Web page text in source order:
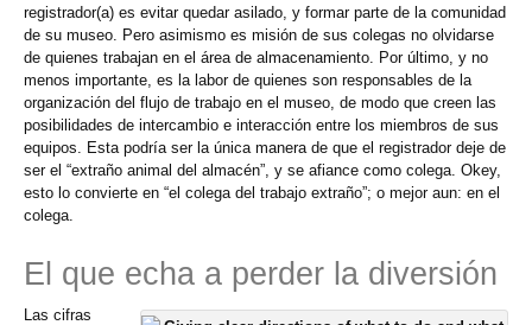
registrador(a) es evitar quedar asilado, y formar parte de la comunidad
de su museo. Pero asimismo es misión de sus colegas no olvidarse
de quienes trabajan en el área de almacenamiento. Por último, y no
menos importante, es la labor de quienes son responsables de la
organización del flujo de trabajo en el museo, de modo que creen las
posibilidades de intercambio e interacción entre los miembros de sus
equipos. Esta podría ser la única manera de que el registrador deje de
ser el “extraño animal del almacén”, y se afiance como colega. Okey,
esto lo convierte en “el colega del trabajo extraño”; o mejor aun: en el
colega.
El que echa a perder la diversión
Las cifras